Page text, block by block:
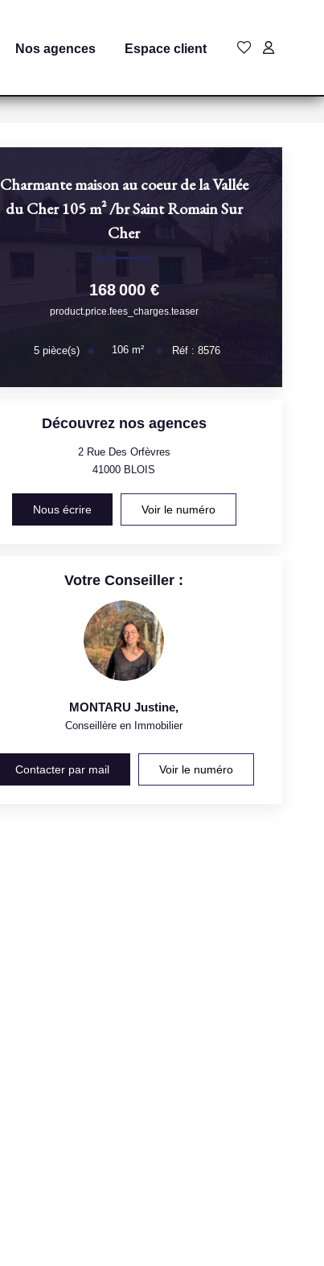
Nos agences Espace client
Charmante maison au coeur de la Vallée
du Cher 105 m²/brSaint Romain Sur
Cher
168 000 €
product.price.fees_charges.teaser
5pièce(s) 106m² Réf :8576
Découvrez nos agences
2 Rue Des Orfèvres
41000 BLOIS
Nous écrire Voir le numéro
Votre Conseiller :
MONTARU Justine,
Conseillère en Immobilier
Contacter par mail Voir le numéro